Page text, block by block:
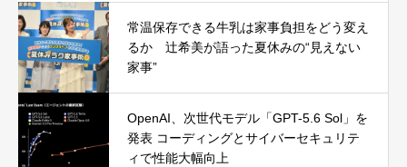
常温保存できる牛乳は家事負担をどう変え
るか 辻希美が語った夏休みの“見えない
家事”
OpenAI、次世代モデル「GPT-5.6 Sol」を
発表 コーディングとサイバーセキュリテ
ィで性能大幅向上